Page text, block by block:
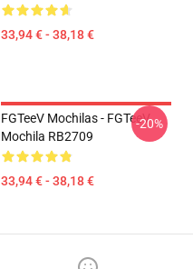
33,94 € - 38,18 €
FGTeeV Mochilas - FGTeeV
Mochila RB2709
33,94 € - 38,18 €
-20%